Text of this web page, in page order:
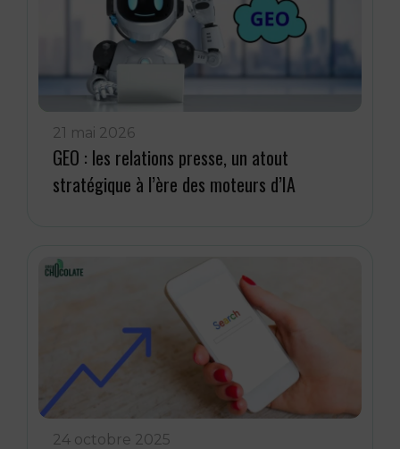
21 mai 2026
GEO : les relations presse, un atout
stratégique à l’ère des moteurs d’IA
24 octobre 2025